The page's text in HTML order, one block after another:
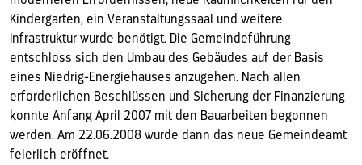
Kindergarten, ein Veranstaltungssaal und weitere
Infrastruktur wurde benötigt. Die Gemeindeführung
entschloss sich den Umbau des Gebäudes auf der Basis
eines Niedrig-Energiehauses anzugehen. Nach allen
erforderlichen Beschlüssen und Sicherung der Finanzierung
konnte Anfang April 2007 mit den Bauarbeiten begonnen
werden. Am 22.06.2008 wurde dann das neue Gemeindeamt
feierlich eröffnet.